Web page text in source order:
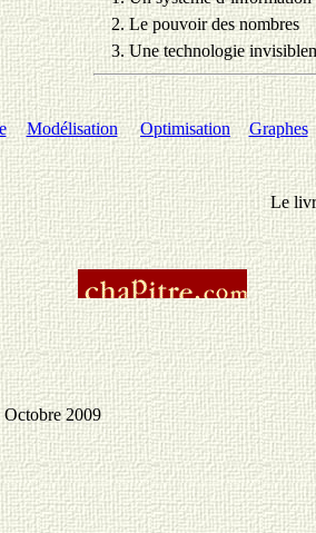
2. Le pouvoir des nombres
3. Une technologie
Modélisation Optimisation Graphes
Le
2009